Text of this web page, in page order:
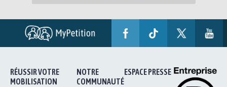
RÉUSSIR VOTRE
MOBILISATION
NOTRE
COMMUNAUTÉ
ESPACE PRESSE